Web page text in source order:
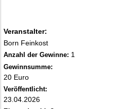
Veranstalter:
Born Feinkost
Anzahl der Gewinne: 1
Gewinnsumme:
20 Euro
Veröffentlicht:
23.04.2026